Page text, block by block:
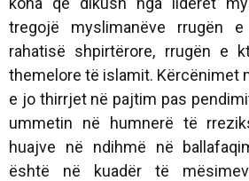
tregojë myslimanëve rrugën
rahatisë shpirtërore, rrugën e
themelore të islamit. Kërcënimet
e jo thirrjet në pajtim pas
ummetin në humnerë të
huajve në ndihmë në
është në kuadër të